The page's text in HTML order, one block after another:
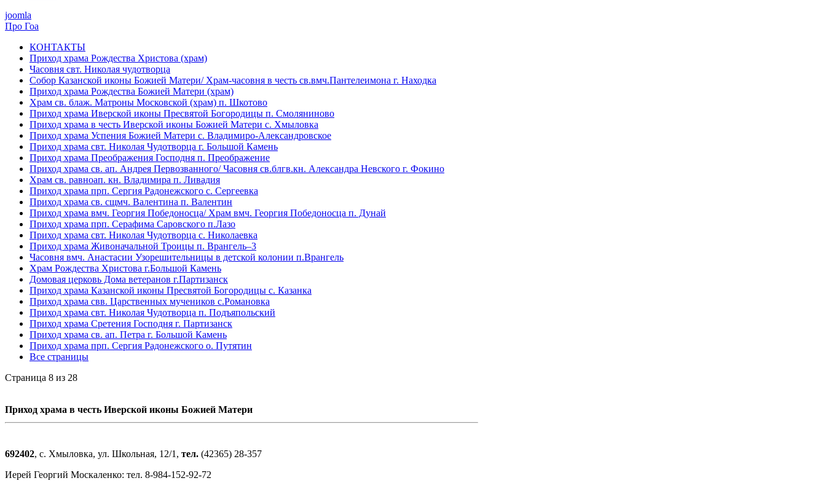
joomla
Про Гоа
КОНТАКТЫ
Приход храма Рождества Христова (храм)
Часовня свт. Николая чудотворца
Собор Казанской иконы Божией Матери/ Храм-часовня в честь св.вмч.Пантелеимона г. Находка
Приход храма Рождества Божией Матери (храм)
Храм св. блаж. Матроны Московской (храм) п. Шкотово
Приход храма Иверской иконы Пресвятой Богородицы п. Смоляниново
Приход храма в честь Иверской иконы Божией Матери с. Хмыловка
Приход храма Успения Божией Матери с. Владимиро-Александровское
Приход храма свт. Николая Чудотворца г. Большой Камень
Приход храма Преображения Господня п. Преображение
Приход храма св. ап. Андрея Первозванного/ Часовня св.блгв.кн. Александра Невского г. Фокино
Храм св. равноап. кн. Владимира п. Ливадия
Приход храма прп. Сергия Радонежского с. Сергеевка
Приход храма св. сщмч. Валентина п. Валентин
Приход храма вмч. Георгия Победоносца/ Храм вмч. Георгия Победоносца п. Дунай
Приход храма прп. Серафима Саровского п.Лазо
Приход храма свт. Николая Чудотворца с. Николаевка
Приход храма Живоначальной Троицы п. Врангель–3
Часовня вмч. Анастасии Узорешительницы в детской колонии п.Врангель
Храм Рождества Христова г.Большой Камень
Домовая церковь Дома ветеранов г.Партизанск
Приход храма Казанской иконы Пресвятой Богородицы с. Казанка
Приход храма свв. Царственных мучеников с.Романовка
Приход храма свт. Николая Чудотворца п. Подъяпольский
Приход храма Сретения Господня г. Партизанск
Приход храма св. ап. Петра г. Большой Камень
Приход храма прп. Сергия Радонежского о. Путятин
Все страницы
Страница 8 из 28
Приход храма в честь Иверской иконы Божией Матери
692402, с. Хмыловка, ул. Школьная, 12/1, тел. (42365) 28-357
Иерей Георгий Москаленко: тел. 8-984-152-92-72